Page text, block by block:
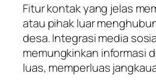
Fitur kontak yang jelas
atau pihak luar
desa. Integrasi media
memungkinkan informasi
luas, memperluas